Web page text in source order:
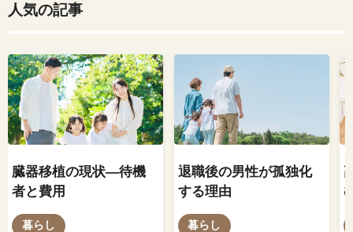
人気の記事
臓器移植の現状―待機
者と費用
暮らし
退職後の男性が孤独化
する理由
暮らし